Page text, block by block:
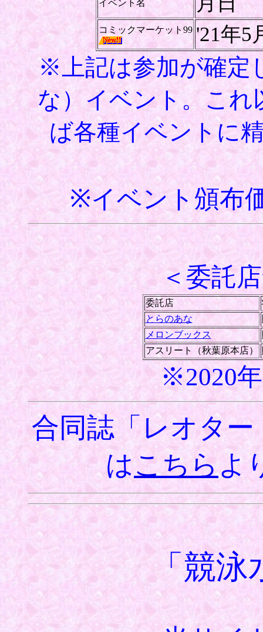
イベント名
コミックマーケット99 '21年5
※上記は参加が確定
な）イベント。これ
ば各種イベントに
※イベント頒布
＜委託
委託店
とらのあな
メロンブックス
アスリート（秋葉原本店）
※2020
合同誌「レオター
はこちらよ
「競泳